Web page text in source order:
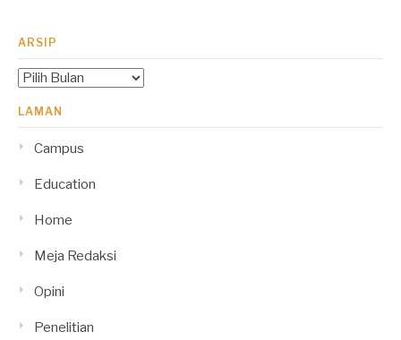
ARSIP
Arsip
LAMAN
Campus
Education
Home
Meja Redaksi
Opini
Penelitian